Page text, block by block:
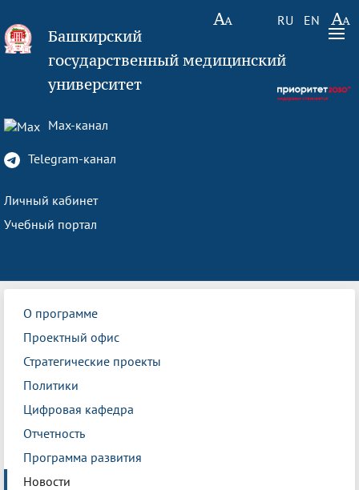
RU EN
Башкирский
государственный медицинский
университет
Max-канал
Telegram-канал
Личный кабинет
Учебный портал
О программе
Проектный офис
Стратегические проекты
Политики
Цифровая кафедра
Отчетность
Программа развития
Новости